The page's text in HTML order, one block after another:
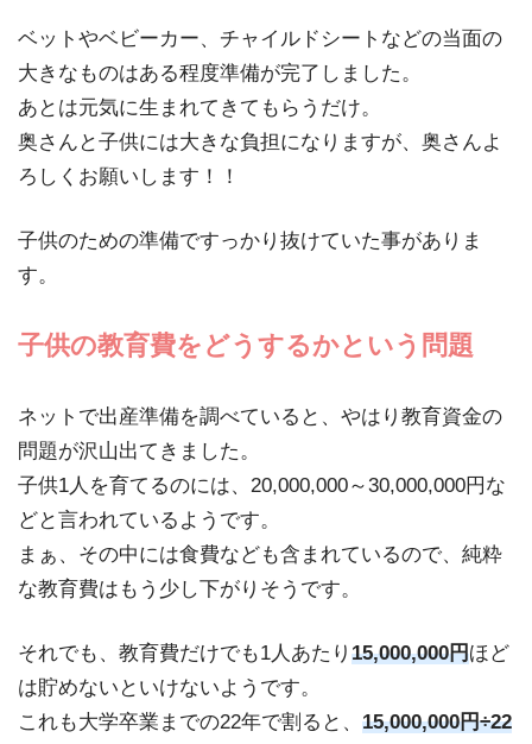
ベットやベビーカー、チャイルドシートなどの当面の
大きなものはある程度準備が完了しました。
あとは元気に生まれてきてもらうだけ。
奥さんと子供には大きな負担になりますが、奥さんよ
ろしくお願いします！！
子供のための準備ですっかり抜けていた事がありま
す。
子供の教育費をどうするかという問題
ネットで出産準備を調べていると、やはり教育資金の
問題が沢山出てきました。
子供1人を育てるのには、20,000,000～30,000,000円な
どと言われているようです。
まぁ、その中には食費なども含まれているので、純粋
な教育費はもう少し下がりそうです。
それでも、教育費だけでも1人あたり 15,000,000円ほど
は貯めないといけないようです。
これも大学卒業までの22年で割ると、 15,000,000円÷22